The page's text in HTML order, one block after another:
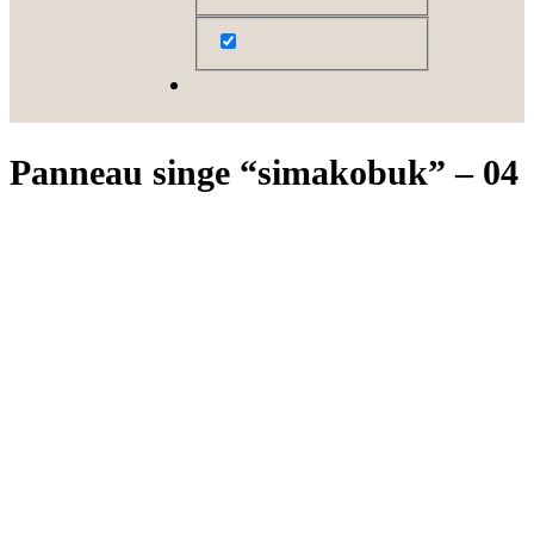
Panneau singe “simakobuk” – 04